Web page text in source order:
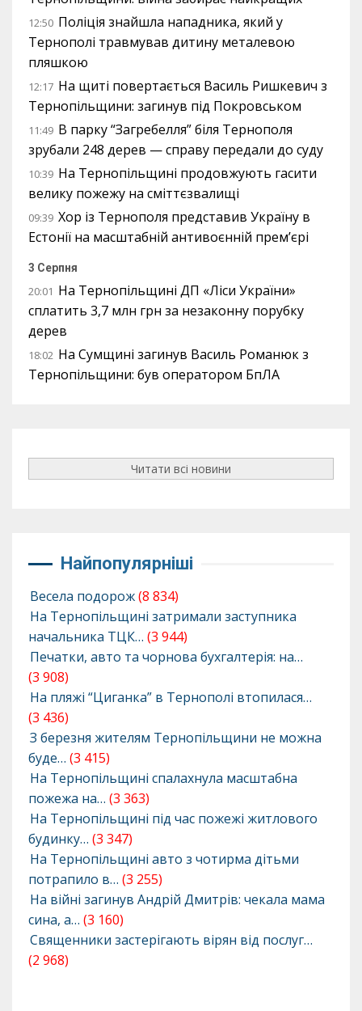
12:50 Поліція знайшла нападника, який у
Тернополі травмував дитину металевою
пляшкою
12:17 На щиті повертається Василь Ришкевич з
Тернопільщини: загинув під Покровськом
11:49 В парку “Загребелля” біля Тернополя
зрубали 248 дерев — справу передали до суду
10:39 На Тернопільщині продовжують гасити
велику пожежу на сміттєзвалищі
09:39 Хор із Тернополя представив Україну в
Естонії на масштабній антивоєнній прем’єрі
3 Серпня
20:01 На Тернопільщині ДП «Ліси України»
сплатить 3,7 млн грн за незаконну порубку
дерев
18:02 На Сумщині загинув Василь Романюк з
Тернопільщини: був оператором БпЛА
Читати всі новини
Найпопулярніші
Весела подорож(8 834)
На Тернопільщині затримали заступника
начальника ТЦК… (3 944)
Печатки, авто та чорнова бухгалтерія: на…
(3 908)
На пляжі “Циганка” в Тернополі втопилася…
(3 436)
З березня жителям Тернопільщини не можна
буде… (3 415)
На Тернопільщині спалахнула масштабна
пожежа на… (3 363)
На Тернопільщині під час пожежі житлового
будинку… (3 347)
На Тернопільщині авто з чотирма дітьми
потрапило в… (3 255)
На війні загинув Андрій Дмитрів: чекала мама
сина, а… (3 160)
Священники застерігають вірян від послуг…
(2 968)